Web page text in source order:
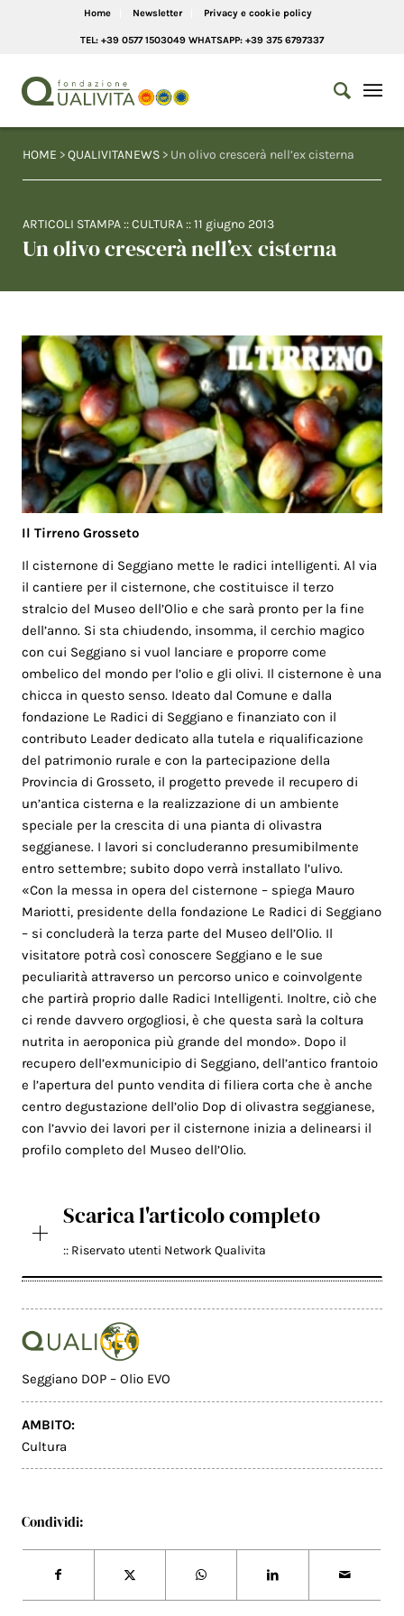
Home Newsletter Privacy e cookie policy
TEL: +39 0577 1503049 WHATSAPP: +39 375 6797337
HOME >QUALIVITANEWS > Un olivo crescerà nell’ex cisterna
ARTICOLI STAMPA ::CULTURA ::11 giugno 2013
Un olivo crescerà nell’ex cisterna
Il Tirreno Grosseto
Il cisternone di Seggiano mette le radici intelligenti. Al via
il cantiere per il cisternone, che costituisce il terzo
stralcio del Museo dell’Olio e che sarà pronto per la fine
dell’anno. Si sta chiudendo, insomma, il cerchio magico
con cui Seggiano si vuol lanciare e proporre come
ombelico del mondo per l’olio e gli olivi. Il cisternone è una
chicca in questo senso. Ideato dal Comune e dalla
fondazione Le Radici di Seggiano e finanziato con il
contributo Leader dedicato alla tutela e riqualificazione
del patrimonio rurale e con la partecipazione della
Provincia di Grosseto, il progetto prevede il recupero di
un’antica cisterna e la realizzazione di un ambiente
speciale per la crescita di una pianta di olivastra
seggianese. I lavori si concluderanno presumibilmente
entro settembre; subito dopo verrà installato l’ulivo.
«Con la messa in opera del cisternone – spiega Mauro
Mariotti, presidente della fondazione Le Radici di Seggiano
– si concluderà la terza parte del Museo dell’Olio. Il
visitatore potrà così conoscere Seggiano e le sue
peculiarità attraverso un percorso unico e coinvolgente
che partirà proprio dalle Radici Intelligenti. Inoltre, ciò che
ci rende davvero orgogliosi, è che questa sarà la coltura
nutrita in aeroponica più grande del mondo». Dopo il
recupero dell’exmunicipio di Seggiano, dell’antico frantoio
e l’apertura del punto vendita di filiera corta che è anche
centro degustazione dell’olio Dop di olivastra seggianese,
con l’avvio dei lavori per il cisternone inizia a delinearsi il
profilo completo del Museo dell’Olio.
Scarica l'articolo completo
:: Riservato utenti Network Qualivita
Seggiano DOP – Olio EVO
AMBITO:
Cultura
Condividi: